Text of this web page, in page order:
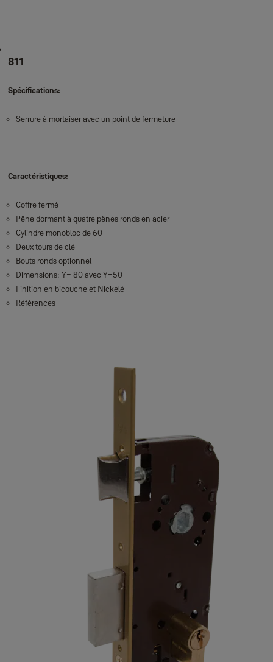
811
Spécifications:
Serrure à mortaiser avec un point de fermeture
Caractéristiques:
Coffre fermé
Pêne dormant à quatre pênes ronds en acier
Cylindre monobloc de 60
Deux tours de clé
Bouts ronds optionnel
Dimensions: Y= 80 avec Y=50
Finition en bicouche et Nickelé
Références